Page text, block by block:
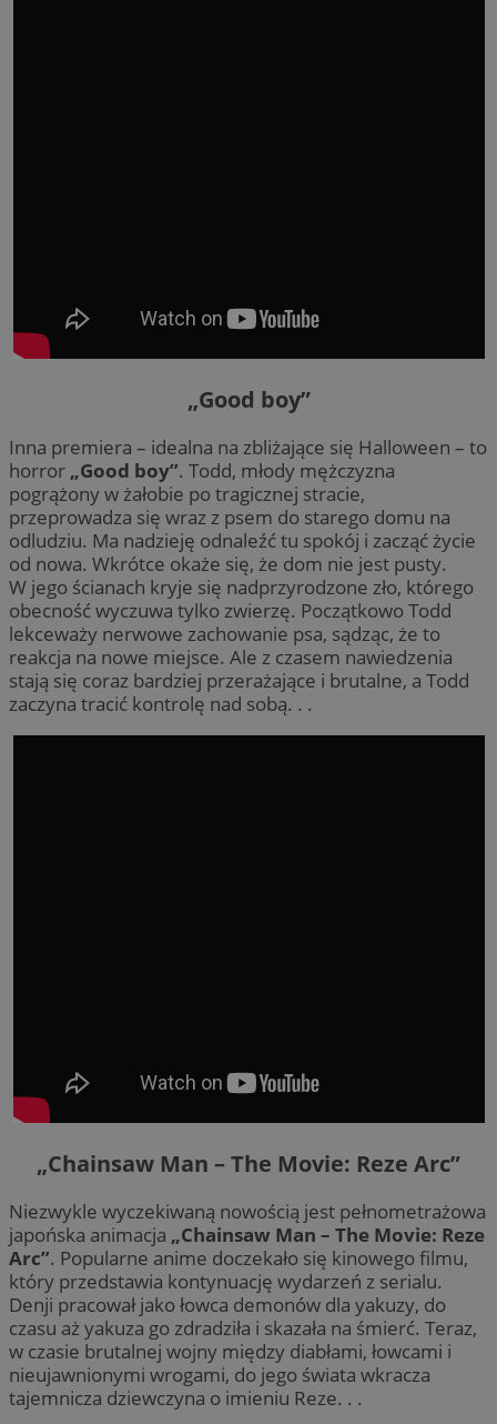
„Good boy”
Inna premiera – idealna na zbliżające się Halloween – to
horror „Good boy”. Todd, młody mężczyzna
pogrążony w żałobie po tragicznej stracie,
przeprowadza się wraz z psem do starego domu na
odludziu. Ma nadzieję odnaleźć tu spokój i zacząć życie
od nowa. Wkrótce okaże się, że dom nie jest pusty.
W jego ścianach kryje się nadprzyrodzone zło, którego
obecność wyczuwa tylko zwierzę. Początkowo Todd
lekceważy nerwowe zachowanie psa, sądząc, że to
reakcja na nowe miejsce. Ale z czasem nawiedzenia
stają się coraz bardziej przerażające i brutalne, a Todd
zaczyna tracić kontrolę nad sobą. . .
„Chainsaw Man – The Movie: Reze Arc”
Niezwykle wyczekiwaną nowością jest pełnometrażowa
japońska animacja „Chainsaw Man – The Movie: Reze
Arc”. Popularne anime doczekało się kinowego filmu,
który przedstawia kontynuację wydarzeń z serialu.
Denji pracował jako łowca demonów dla yakuzy, do
czasu aż yakuza go zdradziła i skazała na śmierć. Teraz,
w czasie brutalnej wojny między diabłami, łowcami i
nieujawnionymi wrogami, do jego świata wkracza
tajemnicza dziewczyna o imieniu Reze. . .